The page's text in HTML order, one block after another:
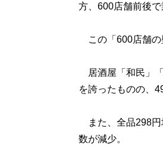
方、600店舗前後
この「600店舗の
居酒屋「和民」
を誇ったものの、
また、全品298円
数が減少。